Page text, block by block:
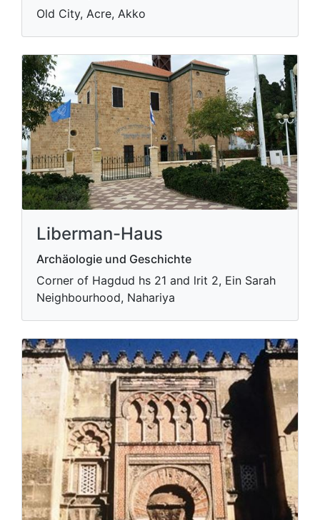
Old City, Acre, Akko
Liberman-Haus
Archäologie und Geschichte
Corner of Hagdud hs 21 and lrit 2, Ein Sarah
Neighbourhood, Nahariya